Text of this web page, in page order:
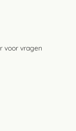
voor vragen